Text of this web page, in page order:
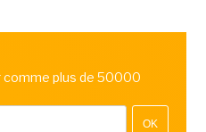
plus de 50000
OK